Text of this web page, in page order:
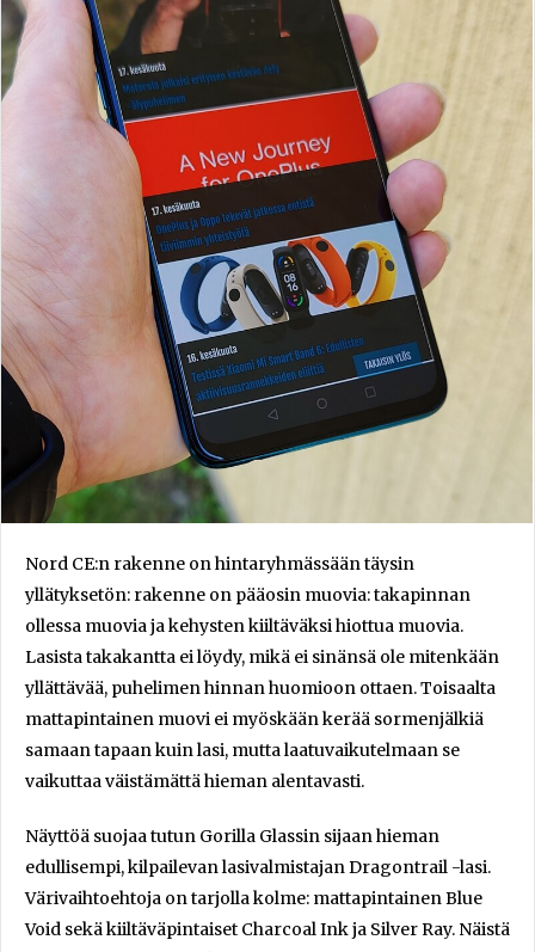
Nord CE:n rakenne on hintaryhmässään täysin
yllätyksetön: rakenne on pääosin muovia: takapinnan
ollessa muovia ja kehysten kiiltäväksi hiottua muovia.
Lasista takakantta ei löydy, mikä ei sinänsä ole mitenkään
yllättävää, puhelimen hinnan huomioon ottaen. Toisaalta
mattapintainen muovi ei myöskään kerää sormenjälkiä
samaan tapaan kuin lasi, mutta laatuvaikutelmaan se
vaikuttaa väistämättä hieman alentavasti.
Näyttöä suojaa tutun Gorilla Glassin sijaan hieman
edullisempi, kilpailevan lasivalmistajan Dragontrail -lasi.
Värivaihtoehtoja on tarjolla kolme: mattapintainen Blue
Void sekä kiiltäväpintaiset Charcoal Ink ja Silver Ray. Näistä